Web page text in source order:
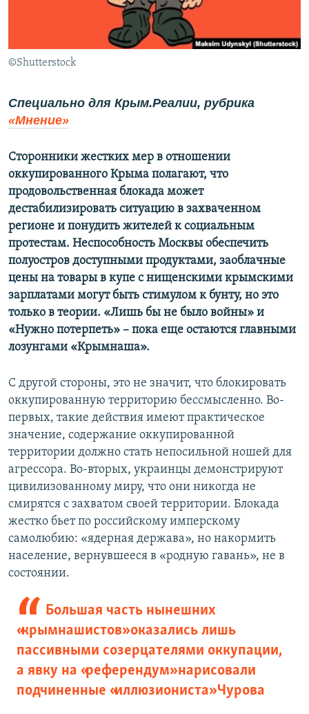
ПОБЕДИТЕЛЕЙ НЕ СУДЯТ?
КРЫМ.НЕПОКОРЕННЫЙ
ELIFBE
Все сайты RFE/RL
©Shutterstock
Специально для Крым.Реалии, рубрика
«Мнение»
Сторонники жестких мер в отношении
оккупированного Крыма полагают, что
продовольственная блокада может
дестабилизировать ситуацию в захваченном
регионе и понудить жителей к социальным
протестам. Неспособность Москвы обеспечить
полуостров доступными продуктами, заоблачные
цены на товары в купе с нищенскими крымскими
зарплатами могут быть стимулом к бунту, но это
только в теории. «Лишь бы не было войны» и
«Нужно потерпеть» – пока еще остаются главными
лозунгами «Крымнаша».
С другой стороны, это не значит, что блокировать
оккупированную территорию бессмысленно. Во-
первых, такие действия имеют практическое
значение, содержание оккупированной
территории должно стать непосильной ношей для
агрессора. Во-вторых, украинцы демонстрируют
цивилизованному миру, что они никогда не
смирятся с захватом своей территории. Блокада
жестко бьет по российскому имперскому
самолюбию: «ядерная держава», но накормить
население, вернувшееся в «родную гавань», не в
состоянии.
Большая часть нынешних
«крымнашистов» оказались лишь
пассивными созерцателями оккупации,
а явку на «референдум» нарисовали
подчиненные «иллюзиониста» Чурова